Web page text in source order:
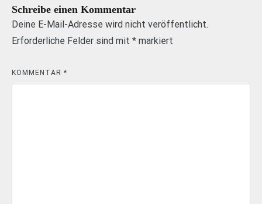
Schreibe einen Kommentar
Deine E-Mail-Adresse wird nicht veröffentlicht.
Erforderliche Felder sind mit * markiert
KOMMENTAR *